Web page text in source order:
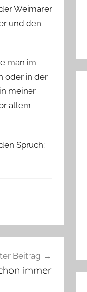
Weimarer
und den
man im
oder in der
meiner
allem
Spruch:
Beitrag
immer